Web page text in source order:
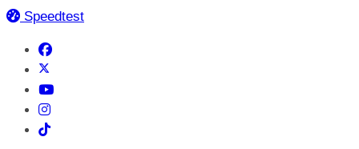
Speedtest